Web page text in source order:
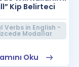
Kip Belirteci
Verbs in English -
Modallar
Oku